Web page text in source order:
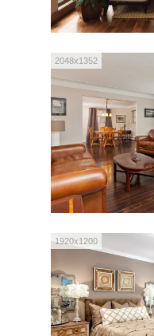
2048x1352
1920x1200